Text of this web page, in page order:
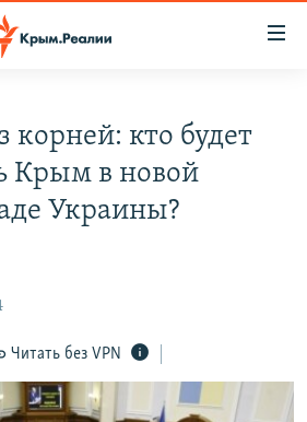
корней: кто будет
Крым в новой
Украины?
Читать без VPN